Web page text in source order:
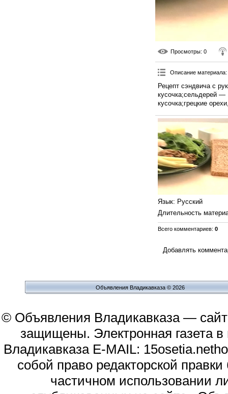
Просмотры: 0
Описание материала:
Рецепт сэндвича с
кусочка;сельдерей
кусочка;грецкие
Язык: Русский
Длительность
Всего комментариев: 0
Добавлять
Объявления Владикавказа © 2026
© Объявления Владикавказа —
защищены. Электронная газета
Владикавказа E-MAIL:
собой право редакторской
частичном использовании